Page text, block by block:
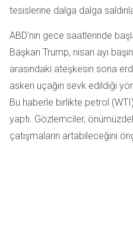
tesislerine dalga dalga
ABD'nin gece saatlerinde
Başkan Trump, nisan ayı
arasındaki ateşkesin sona
askeri uçağın sevk edildiği
Bu haberle birlikte petrol
yaptı. Gözlemciler,
çatışmaların artabileceğini